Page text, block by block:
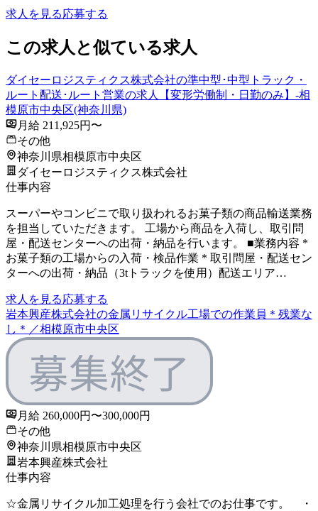
求人を見る応募する
この求人と似ている求人
ダイセーロジスティクス株式会社の準中型･中型トラック・
ルート配送･ルート営業の求人【変形労働制・日勤のみ】-相
模原市中央区(神奈川県)
月給 211,925円〜
その他
神奈川県相模原市中央区
ダイセーロジスティクス株式会社
仕事内容
スーパーやコンビニで取り扱われるお菓子類の商品輸送業務
を担当していただきます。 工場から商品を入荷し、取引問
屋・配送センターへの出荷・納品を行います。 ■業務内容 *
お菓子類の工場からの入荷・検品作業 * 取引問屋・配送セン
ターへの出荷・納品（3tトラックを使用）配送エリア…
求人を見る応募する
岩本興産株式会社の金属リサイクル工場での作業員＊残業な
し＊／相模原市中央区
月給 260,000円〜300,000円
その他
神奈川県相模原市中央区
岩本興産株式会社
仕事内容
☆金属リサイクル加工処理を行う会社でのお仕事です。 ・